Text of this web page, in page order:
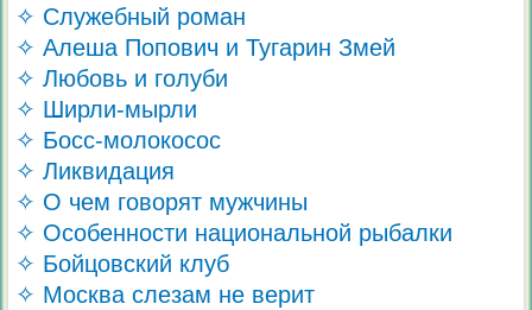
✧ Служебный роман
✧ Алеша Попович и Тугарин Змей
✧ Любовь и голуби
✧ Ширли-мырли
✧ Босс-молокосос
✧ Ликвидация
✧ О чем говорят мужчины
✧ Особенности национальной рыбалки
✧ Бойцовский клуб
✧ Москва слезам не верит